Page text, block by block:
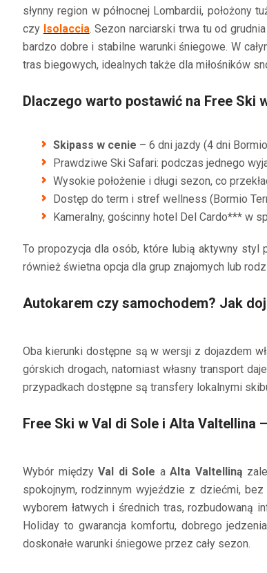
słynny region w północnej Lombardii, położony
czy Isolaccia. Sezon narciarski trwa tu od
bardzo dobre i stabilne warunki śniegowe. W
tras biegowych, idealnych także dla miłośników
Dlaczego warto postawić na Free Ski
Skipass w cenie – 6 dni jazdy (4 dni
Prawdziwe Ski Safari: podczas jednego
Wysokie położenie i długi sezon, co
Dostęp do term i stref wellness (Bormio
Kameralny, gościnny hotel Del Cardo*** w
To propozycja dla osób, które lubią aktywny styl
również świetna opcja dla grup znajomych lub
Autokarem czy samochodem? Jak
Oba kierunki dostępne są w wersji z dojazdem
górskich drogach, natomiast własny transport
przypadkach dostępne są transfery lokalnymi
Free Ski w Val di Sole i Alta Valtellina
Wybór międzyVal di Sole aAlta Valtelliną
spokojnym, rodzinnym wyjeździe z dziećmi,
wyborem łatwych i średnich tras, rozbudowaną
Holiday to gwarancja komfortu, dobrego
doskonałe warunki śniegowe przez cały sezon.